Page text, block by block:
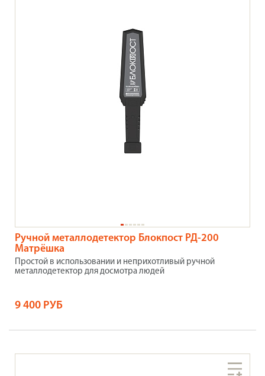
Ручной металлодетектор Блокпост РД-200
Матрёшка
Простой в использовании и неприхотливый ручной
металлодетектор для досмотра людей
9 400 РУБ